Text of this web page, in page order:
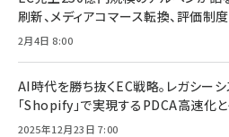
刷新、メディアコマース転換、評価制度
2月4日 8:00
AI時代を勝ち抜くEC戦略。レガシーシ
「Shopify」で実現するPDCA高速化と
2025年12月23日 7:00